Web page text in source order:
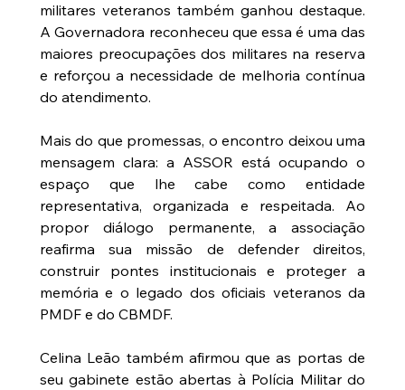
militares veteranos também ganhou destaque.
A Governadora reconheceu que essa é uma das
maiores preocupações dos militares na reserva
e reforçou a necessidade de melhoria contínua
do atendimento.
Mais do que promessas, o encontro deixou uma
mensagem clara: a ASSOR está ocupando o
espaço que lhe cabe como entidade
representativa, organizada e respeitada. Ao
propor diálogo permanente, a associação
reafirma sua missão de defender direitos,
construir pontes institucionais e proteger a
memória e o legado dos oficiais veteranos da
PMDF e do CBMDF.
Celina Leão também afirmou que as portas de
seu gabinete estão abertas à Polícia Militar do